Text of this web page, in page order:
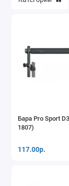
Газовые
Треноги
Капканы
Бара Pro Sport
1807)
117.00р.